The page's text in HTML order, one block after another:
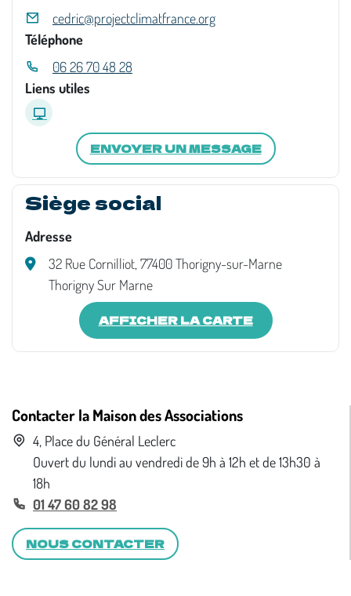
cedric@projectclimatfrance.org
Téléphone
06 26 70 48 28
Liens utiles
ENVOYER UN MESSAGE
Siège social
Adresse
32 Rue Cornilliot, 77400 Thorigny-sur-Marne
Thorigny Sur Marne
AFFICHER LA CARTE
Contacter la Maison des Associations
4, Place du Général Leclerc
Ouvert du lundi au vendredi de 9h à 12h et de 13h30 à
18h
01 47 60 82 98
NOUS CONTACTER